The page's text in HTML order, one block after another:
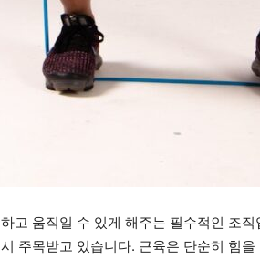
고 움직일 수 있게 해주는 필수적인 조
주목받고 있습니다. 근육은 단순히 힘